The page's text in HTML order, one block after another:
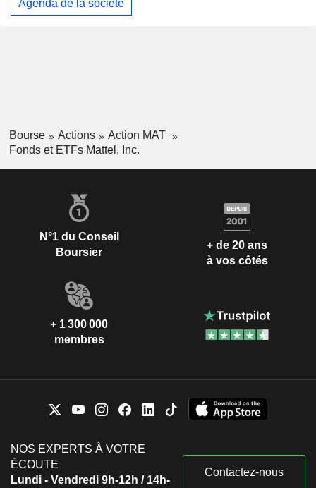
Agenda de la société
Bourse Actions
Action MAT
Fonds et ETFs Mattel, Inc.
N°1 du Conseil
Boursier
+ de 20 ans
à vos côtés
+ 1 300 000
membres
NOS EXPERTS À VOTRE
ÉCOUTE
Lundi - Vendredi 9h-12h / 14h-
Contactez-nous